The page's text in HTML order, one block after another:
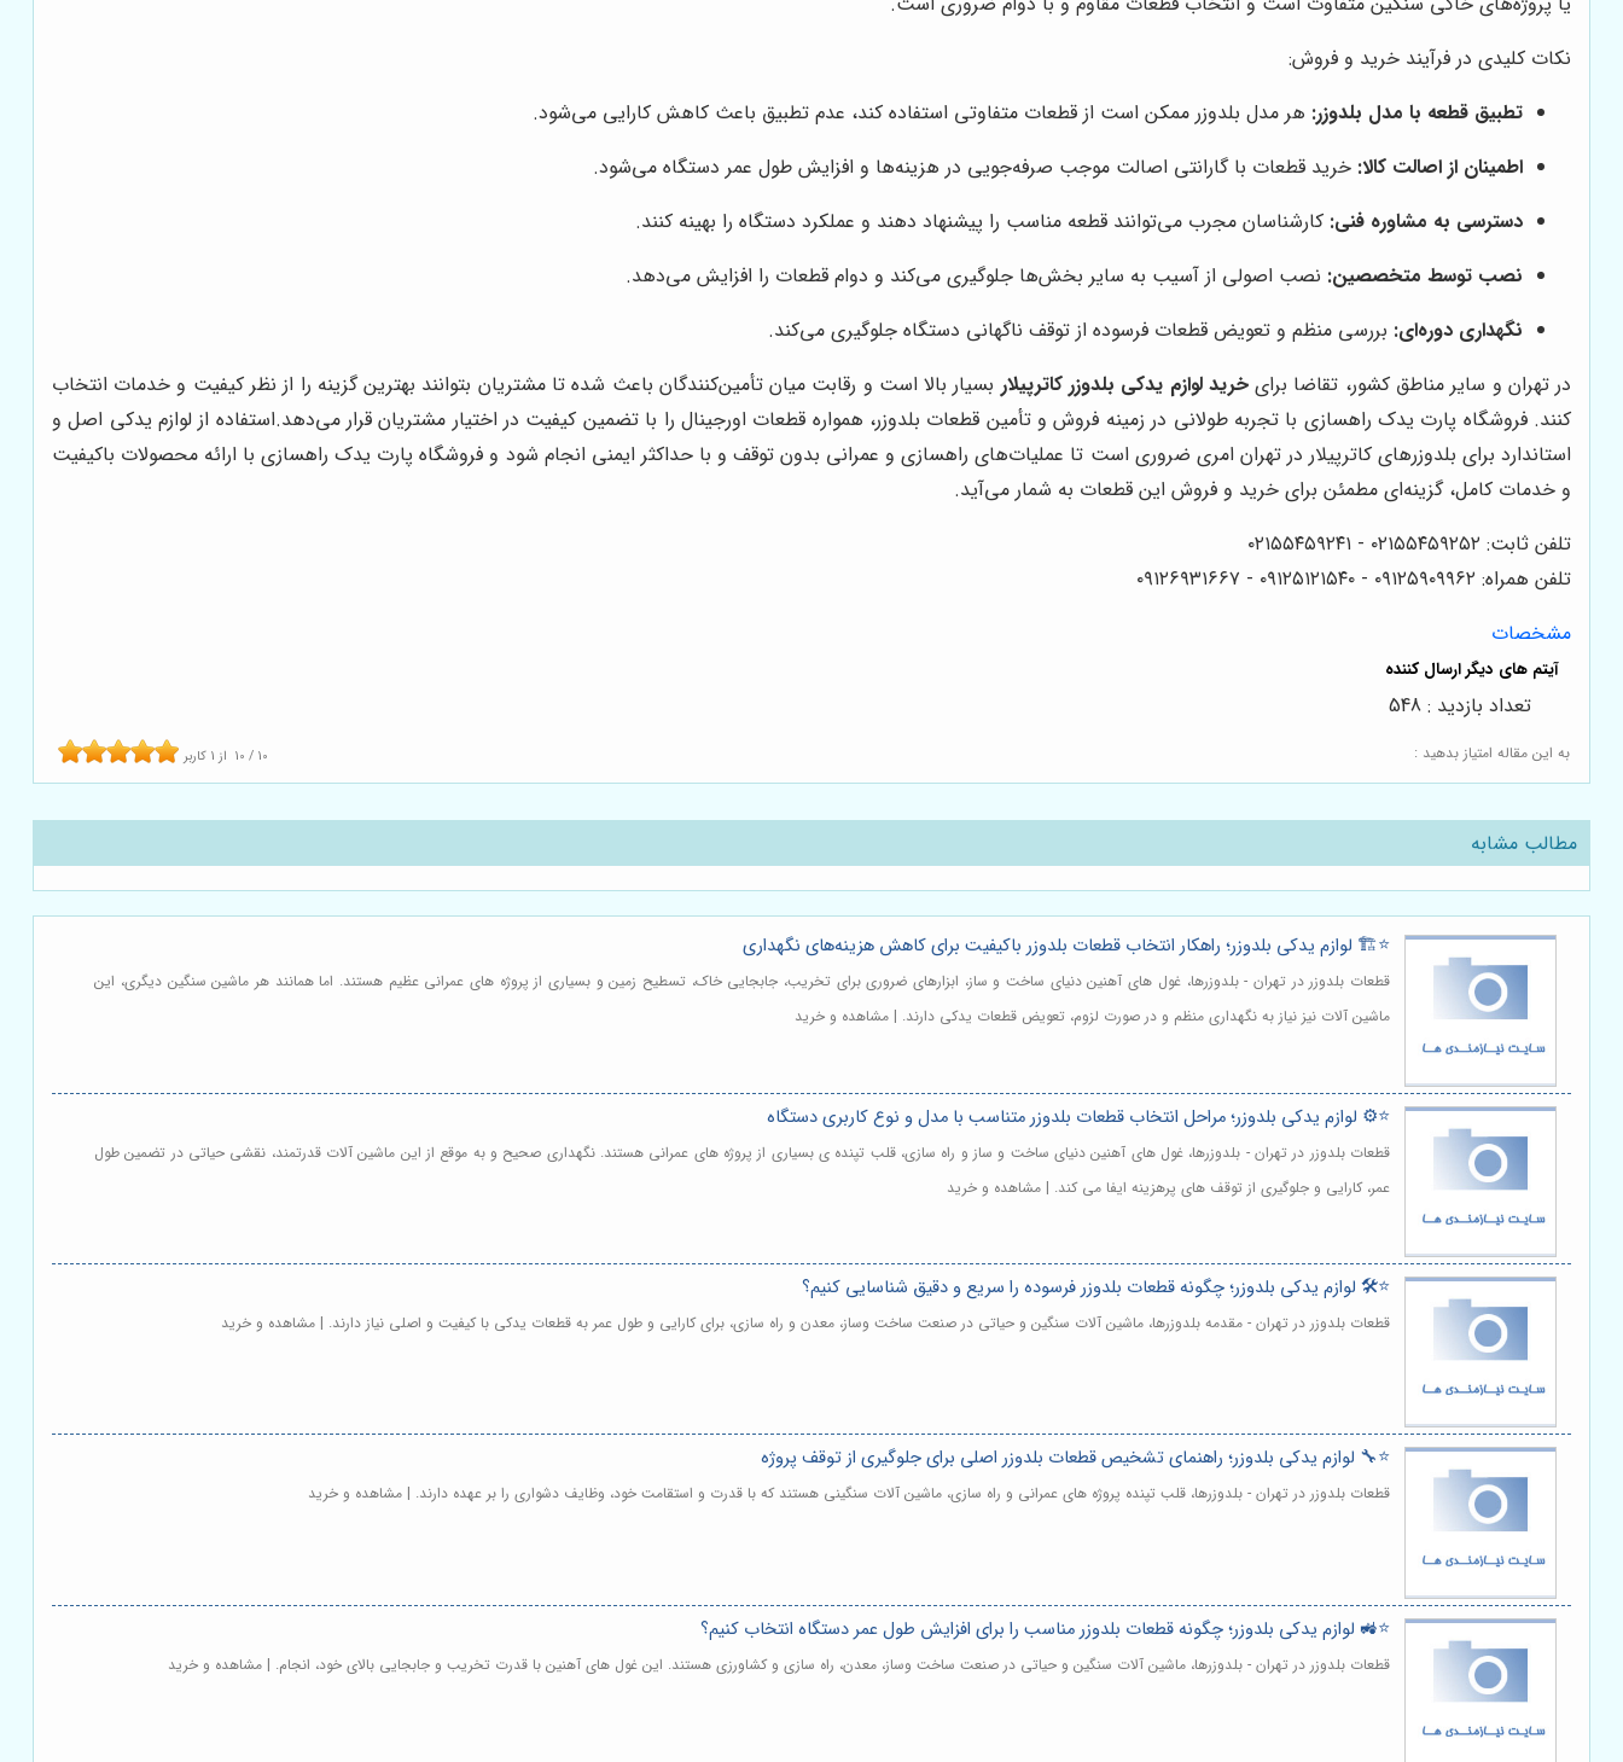
نکات کلیدی در فرآیند خرید و فروش:
تطبیق قطعه با مدل بلدوزر: هر مدل بلدوزر ممکن است از قطعات متفاوتی استفاده کند، عدم تطبیق باعث کاهش کارایی می‌شود.
اطمینان از اصالت کالا: خرید قطعات با گارانتی اصالت موجب صرفه‌جویی در هزینه‌ها و افزایش طول عمر دستگاه می‌شود.
دسترسی به مشاوره فنی: کارشناسان مجرب می‌توانند قطعه مناسب را پیشنهاد دهند و عملکرد دستگاه را بهینه کنند.
نصب توسط متخصصین: نصب اصولی از آسیب به سایر بخش‌ها جلوگیری می‌کند و دوام قطعات را افزایش می‌دهد.
نگهداری دوره‌ای: بررسی منظم و تعویض قطعات فرسوده از توقف ناگهانی دستگاه جلوگیری می‌کند.
در تهران و سایر مناطق کشور، تقاضا برای خرید لوازم یدکی بلدوزر کاترپیلار بسیار بالا است و رقابت میان تأمین‌کنندگان باعث شده تا مشتریان بتوانند بهترین گزینه را از نظر کیفیت و خدمات انتخاب
کنند. فروشگاه پارت یدک راهسازی با تجربه طولانی در زمینه فروش و تأمین قطعات بلدوزر، همواره قطعات اورجینال را با تضمین کیفیت در اختیار مشتریان قرار می‌دهد.استفاده از لوازم یدکی اصل و
استاندارد برای بلدوزرهای کاترپیلار در تهران امری ضروری است تا عملیات‌های راهسازی و عمرانی بدون توقف و با حداکثر ایمنی انجام شود و فروشگاه پارت یدک راهسازی با ارائه محصولات باکیفیت
و خدمات کامل، گزینه‌ای مطمئن برای خرید و فروش این قطعات به شمار می‌آید.
تلفن ثابت: ۰۲۱۵۵۴۵۹۲۵۲ - ۰۲۱۵۵۴۵۹۲۴۱
تلفن همراه: ۰۹۱۲۵۹۰۹۹۶۲ - ۰۹۱۲۵۱۲۱۵۴۰‌‌‌ - ۰۹۱۲۶۹۳۱۶۶۷
مشخصات
به این مقاله امتیاز بدهید : 10 / 10 از 1 کاربر
تعداد بازدید : 548
مطالب مشابه
⭐️🏗️ لوازم یدکی بلدوزر؛ راهکار انتخاب قطعات بلدوزر باکیفیت برای کاهش هزینه‌های نگهداری
قطعات بلدوزر در تهران - بلدوزرها، غول های آهنین دنیای ساخت و ساز، ابزارهای ضروری برای تخریب، جابجایی خاک، تسطیح زمین و بسیاری از پروژه های عمرانی عظیم هستند. اما همانند هر ماشین سنگین دیگری، این
ماشین آلات نیز نیاز به نگهداری منظم و در صورت لزوم، تعویض قطعات یدکی دارند. | مشاهده و خرید
⭐️⚙️ لوازم یدکی بلدوزر؛ مراحل انتخاب قطعات بلدوزر متناسب با مدل و نوع کاربری دستگاه
قطعات بلدوزر در تهران - بلدوزرها، غول های آهنین دنیای ساخت و ساز و راه سازی، قلب تپنده ی بسیاری از پروژه های عمرانی هستند. نگهداری صحیح و به موقع از این ماشین آلات قدرتمند، نقشی حیاتی در تضمین طول
عمر، کارایی و جلوگیری از توقف های پرهزینه ایفا می کند. | مشاهده و خرید
⭐️🛠️ لوازم یدکی بلدوزر؛ چگونه قطعات بلدوزر فرسوده را سریع و دقیق شناسایی کنیم؟
قطعات بلدوزر در تهران - مقدمه بلدوزرها، ماشین آلات سنگین و حیاتی در صنعت ساخت وساز، معدن و راه سازی، برای کارایی و طول عمر به قطعات یدکی با کیفیت و اصلی نیاز دارند. | مشاهده و خرید
⭐️🔧 لوازم یدکی بلدوزر؛ راهنمای تشخیص قطعات بلدوزر اصلی برای جلوگیری از توقف پروژه
قطعات بلدوزر در تهران - بلدوزرها، قلب تپنده پروژه های عمرانی و راه سازی، ماشین آلات سنگینی هستند که با قدرت و استقامت خود، وظایف دشواری را بر عهده دارند. | مشاهده و خرید
⭐️🚜 لوازم یدکی بلدوزر؛ چگونه قطعات بلدوزر مناسب را برای افزایش طول عمر دستگاه انتخاب کنیم؟
قطعات بلدوزر در تهران - بلدوزرها، ماشین آلات سنگین و حیاتی در صنعت ساخت وساز، معدن، راه سازی و کشاورزی هستند. این غول های آهنین با قدرت تخریب و جابجایی بالای خود، انجام. | مشاهده و خرید